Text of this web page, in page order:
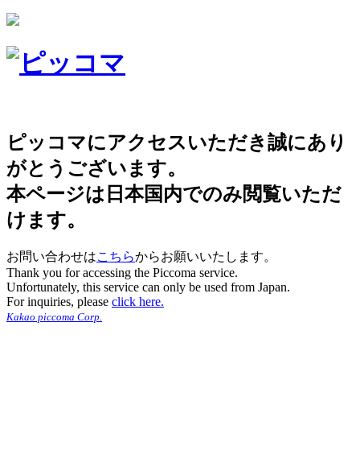
ピッコマにアクセスいただき誠にあり
がとうございます。
本ページは日本国内でのみ閲覧いただ
けます。
お問い合わせはこちらからお願いいたします。
Thank you for accessing the Piccoma service.
Unfortunately, this service can only be used from Japan.
For inquiries, please click here.
Kakao piccoma Corp.